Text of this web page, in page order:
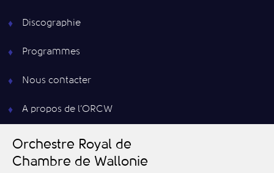
Discographie
Programmes
Nous contacter
A propos de l’ORCW
Orchestre Royal de
Chambre de Wallonie